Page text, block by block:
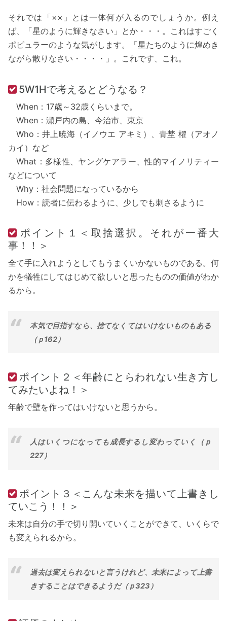
それでは「××」とは一体何が入るのでしょうか。例え
ば、「星のように輝きなさい」とか・・・。これはすごく
ポピュラーのような気がします。「星たちのように煌めき
ながら散りなさい・・・・」。これです、これ。
5W1Hで考えるとどうなる？
When：17歳～32歳くらいまで。
When：瀬戸内の島、今治市、東京
Who：井上暁海（イノウエ アキミ）、青埜 櫂（アオノ
カイ）など
What：多様性、ヤングケアラー、性的マイノリティー
などについて
Why：社会問題になっているから
How：読者に伝わるように、少しでも刺さるように
ポイント１＜取捨選択。それが一番大
事！！＞
全て手に入れようとしてもうまくいかないものである。何
かを犠牲にしてはじめて欲しいと思ったものの価値がわか
るから。
本気で目指すなら、捨てなくてはいけないものもある
（ｐ162）
ポイント２＜年齢にとらわれない生き方し
てみたいよね！＞
年齢で壁を作ってはいけないと思うから。
人はいくつになっても成長するし変わっていく（ｐ
227）
ポイント３＜こんな未来を描いて上書きし
ていこう！！＞
未来は自分の手で切り開いていくことができて、いくらで
も変えられるから。
過去は変えられないと言うけれど、未来によって上書
きすることはできるようだ（ｐ323）